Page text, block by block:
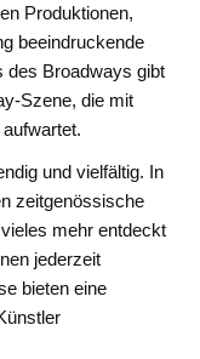
Produktionen,
beeindruckende
des Broadways gibt
Szene, die mit
und vielfältig. In
zeitgenössische
mehr entdeckt
jederzeit
bieten eine